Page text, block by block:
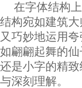
在字体结构
结构宛如建筑
又巧妙地运用
如翩翩起舞的
还是小字的精
与深刻理解。